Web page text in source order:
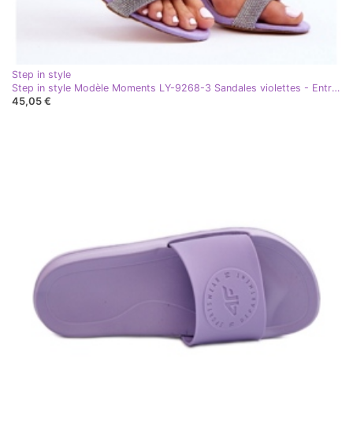
Step in style
Step in style Modèle Moments LY-9268-3 Sandales violettes - Entrez avec style
45,05 €